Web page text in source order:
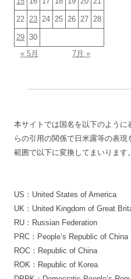
22 23 24 25 26 27 28
29 30
« 5月
7月 »
本サイトでは国名を以下のよう
らの引用の関係で日米露等の表
範囲で以下に変換してまいります。
US：United States of America
UK：United Kingdom of Great
RU：Russian Federation
PRC：People’s Republic of China
ROC：Republic of China
ROK：Republic of Korea